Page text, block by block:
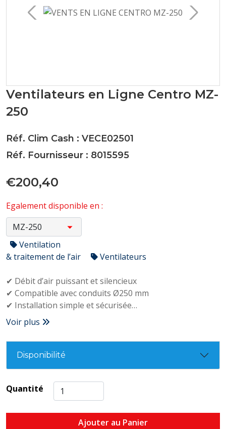
Ventilateurs en Ligne Centro MZ-
250
Réf. Clim Cash : VECE02501
Réf. Fournisseur : 8015595
€200,40
Egalement disponible en :
Ventilation
& traitement de l’air
Ventilateurs
✔ Débit d’air puissant et silencieux
✔ Compatible avec conduits Ø250 mm
✔ Installation simple et sécurisée
✔ Moteur durable avec roulements à billes
Voir plus
Disponibilité
Quantité
Ajouter au Panier